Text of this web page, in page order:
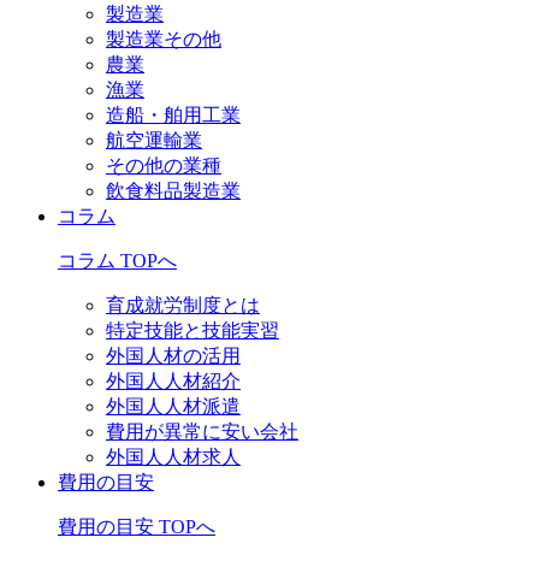
製造業
製造業その他
農業
漁業
造船・舶用工業
航空運輸業
その他の業種
飲食料品製造業
コラム
コラム TOPへ
育成就労制度とは
特定技能と技能実習
外国人材の活用
外国人人材紹介
外国人人材派遣
費用が異常に安い会社
外国人人材求人
費用の目安
費用の目安 TOPへ